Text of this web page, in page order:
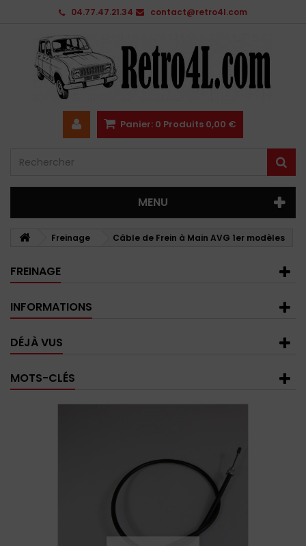
04.77.47.21.34 contact@retro4l.com
Panier: 0 Produits 0,00 €
MENU
Freinage Câble de Frein à Main AVG 1er modèles
FREINAGE
INFORMATIONS
DÉJÀ VUS
MOTS-CLÉS